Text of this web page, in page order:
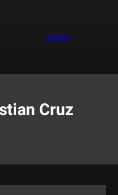
Música
Cruz